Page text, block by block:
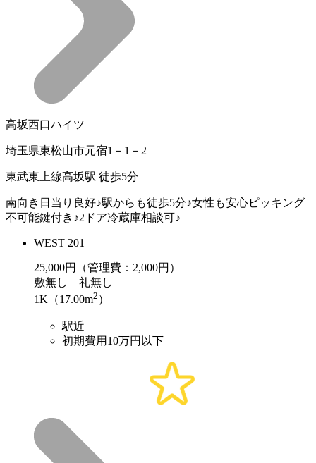
高坂西口ハイツ
埼玉県東松山市元宿1－1－2
東武東上線高坂駅 徒歩5分
南向き日当り良好♪駅からも徒歩5分♪女性も安心ピッキング
不可能鍵付き♪2ドア冷蔵庫相談可♪
WEST 201
25,000円（管理費：2,000円）
敷無し 礼無し
1K（17.00m2 ）
駅近
初期費用10万円以下